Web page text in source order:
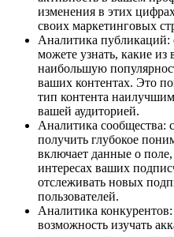
изменения в этих
своих маркетинговых
Аналитика
можете узнать, какие
наибольшую
ваших контентах. Это
тип контента
вашей аудиторией.
Аналитика сообщества:
получить глубокое
включает данные о
интересах ваших
отслеживать новых
пользователей.
Аналитика конкурентов:
возможность изучать